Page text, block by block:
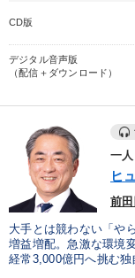
歴史・古典に学ぶ実
2025年春季全国経
タル版（音声／動画
「利上げ時代の最新
予測と株式投資」最
成功哲学・人間学
業種
CD版
デジタル音声版
（配信＋ダウンロード）
一
ヒ
前
大手とは競わない「や
増益増配。急激な環境
経常3,000億円へ挑む